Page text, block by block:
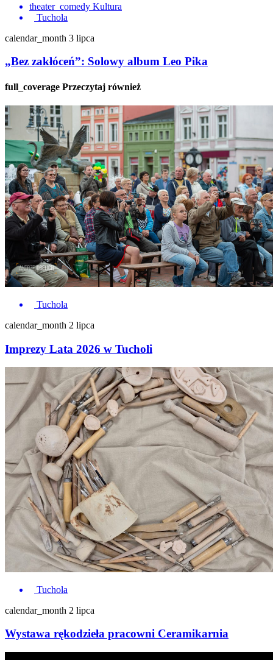
theater_comedy Kultura
Tuchola
calendar_month 3 lipca
„Bez zakłóceń”: Solowy album Leo Pika
full_coverage Przeczytaj również
Tuchola
calendar_month 2 lipca
Imprezy Lata 2026 w Tucholi
Tuchola
calendar_month 2 lipca
Wystawa rękodzieła pracowni Ceramikarnia